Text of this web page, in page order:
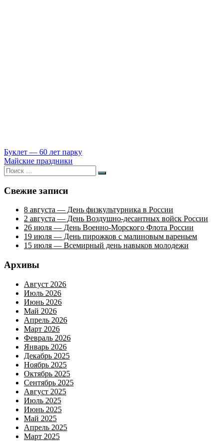
Навигация
по
записям
Буклет — 60 лет парку
Майские праздники
Искать:
Поиск
Свежие записи
8 августа — День физкультурника в России
2 августа — День Воздушно-десантных войск России
26 июля — День Военно-Морского Флота России
19 июля — День пирожков с малиновым вареньем
15 июля — Всемирный день навыков молодежи
Архивы
Август 2026
Июль 2026
Июнь 2026
Май 2026
Апрель 2026
Март 2026
Февраль 2026
Январь 2026
Декабрь 2025
Ноябрь 2025
Октябрь 2025
Сентябрь 2025
Август 2025
Июль 2025
Июнь 2025
Май 2025
Апрель 2025
Март 2025